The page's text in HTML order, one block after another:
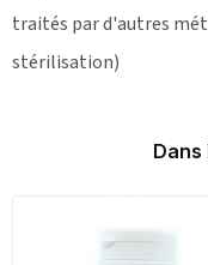
traités par d'autres
stérilisation)
Dans